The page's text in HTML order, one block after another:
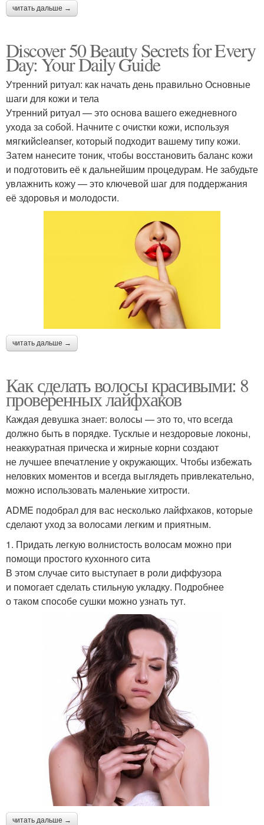
читать дальше →
Discover 50 Beauty Secrets for Every
Day: Your Daily Guide
Утренний ритуал: как начать день правильно Основные
шаги для кожи и тела
Утренний ритуал — это основа вашего ежедневного
ухода за собой. Начните с очистки кожи, используя
мягкийcleanser, который подходит вашему типу кожи.
Затем нанесите тоник, чтобы восстановить баланс кожи
и подготовить её к дальнейшим процедурам. Не забудьте
увлажнить кожу — это ключевой шаг для поддержания
её здоровья и молодости.
читать дальше →
Как сделать волосы красивыми: 8
проверенных лайфхаков
Каждая девушка знает: волосы — это то, что всегда
должно быть в порядке. Тусклые и нездоровые локоны,
неаккуратная прическа и жирные корни создают
не лучшее впечатление у окружающих. Чтобы избежать
неловких моментов и всегда выглядеть привлекательно,
можно использовать маленькие хитрости.
ADME подобрал для вас несколько лайфхаков, которые
сделают уход за волосами легким и приятным.
1. Придать легкую волнистость волосам можно при
помощи простого кухонного сита
В этом случае сито выступает в роли диффузора
и помогает сделать стильную укладку. Подробнее
о таком способе сушки можно узнать тут.
читать дальше →